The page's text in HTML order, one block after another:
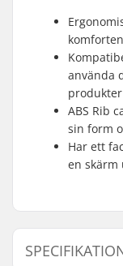
använda
produkter
ABS Rib
sin form
Har ett
en skärm